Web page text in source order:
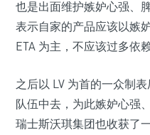
也是出面维护嫉妒心强、
表示自家的产品应该以嫉
ETA 为主，不应该过多依
之后以 LV 为首的一众制
队伍中去，为此嫉妒心强
瑞士斯沃琪集团也收获了